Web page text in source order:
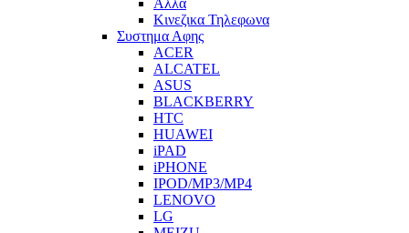
Αλλα
Κινεζικα Τηλεφωνα
Συστημα Αφης
ACER
ALCATEL
ASUS
BLACKBERRY
HTC
HUAWEI
iPAD
iPHONE
IPOD/MP3/MP4
LENOVO
LG